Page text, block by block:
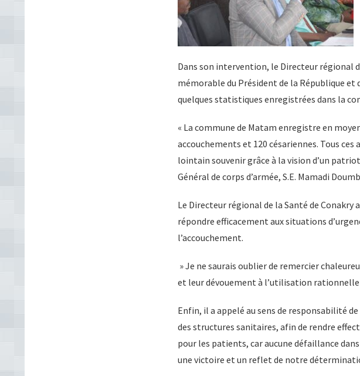
Dans son intervention, le Directeur régional
mémorable du Président de la République
quelques statistiques enregistrées dans la
« La commune de Matam enregistre en
accouchements et 120 césariennes. Tous
lointain souvenir grâce à la vision d’un
Général de corps d’armée, S.E. Mamadi
Le Directeur régional de la Santé de
répondre efficacement aux situations
l’accouchement.
» Je ne saurais oublier de remercier
et leur dévouement à l’utilisation rationnelle
Enfin, il a appelé au sens de responsabilité
des structures sanitaires, afin de rendre
pour les patients, car aucune défaillance
une victoire et un reflet de notre